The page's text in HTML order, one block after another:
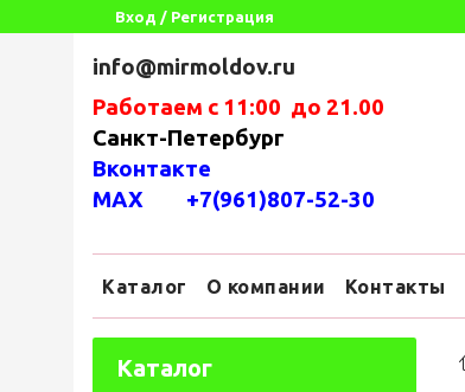
Вход / Регистрация
info@mirmoldov.ru
Работаем с 11:00 до 21.00
Санкт-Петербург
Вконтакте
MAX +7(961)807-52-30
Каталог О компании Контакты
Каталог